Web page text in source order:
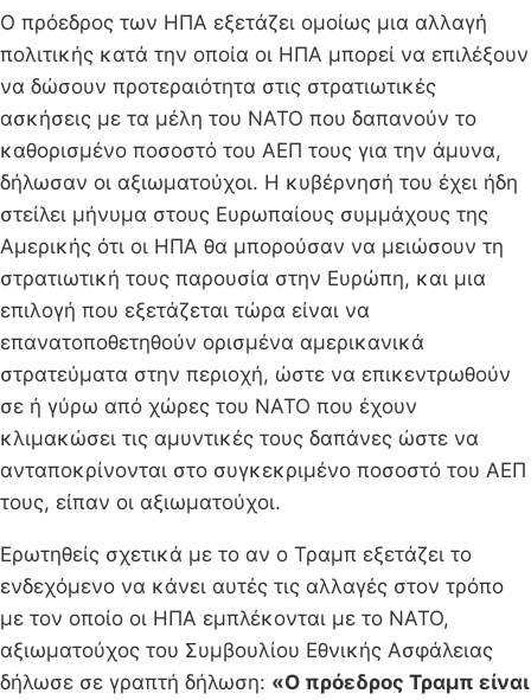
Ο πρόεδρος των ΗΠΑ εξετάζει ομοίως μια αλλαγή
πολιτικής κατά την οποία οι ΗΠΑ μπορεί να επιλέξουν
να δώσουν προτεραιότητα στις στρατιωτικές
ασκήσεις με τα μέλη του ΝΑΤΟ που δαπανούν το
καθορισμένο ποσοστό του ΑΕΠ τους για την άμυνα,
δήλωσαν οι αξιωματούχοι. Η κυβέρνησή του έχει ήδη
στείλει μήνυμα στους Ευρωπαίους συμμάχους της
Αμερικής ότι οι ΗΠΑ θα μπορούσαν να μειώσουν τη
στρατιωτική τους παρουσία στην Ευρώπη, και μια
επιλογή που εξετάζεται τώρα είναι να
επανατοποθετηθούν ορισμένα αμερικανικά
στρατεύματα στην περιοχή, ώστε να επικεντρωθούν
σε ή γύρω από χώρες του ΝΑΤΟ που έχουν
κλιμακώσει τις αμυντικές τους δαπάνες ώστε να
ανταποκρίνονται στο συγκεκριμένο ποσοστό του ΑΕΠ
τους, είπαν οι αξιωματούχοι.
Ερωτηθείς σχετικά με το αν ο Τραμπ εξετάζει το
ενδεχόμενο να κάνει αυτές τις αλλαγές στον τρόπο
με τον οποίο οι ΗΠΑ εμπλέκονται με το ΝΑΤΟ,
αξιωματούχος του Συμβουλίου Εθνικής Ασφάλειας
δήλωσε σε γραπτή δήλωση: «Ο πρόεδρος Τραμπ είναι